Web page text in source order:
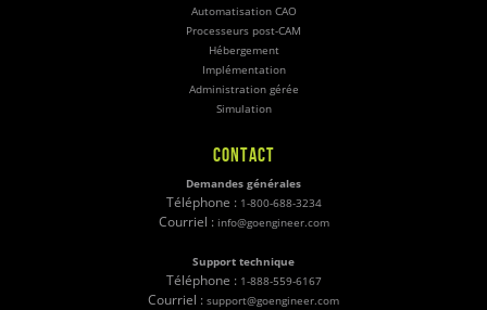
Automatisation CAO
Processeurs post-CAM
Hébergement
Implémentation
Administration gérée
Simulation
CONTACT
Demandes générales
Téléphone : 1-800-688-3234
Courriel : info@goengineer.com
Support technique
Téléphone : 1-888-559-6167
Courriel : support@goengineer.com